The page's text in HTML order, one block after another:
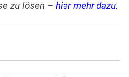
zu lösen –hier mehr dazu.